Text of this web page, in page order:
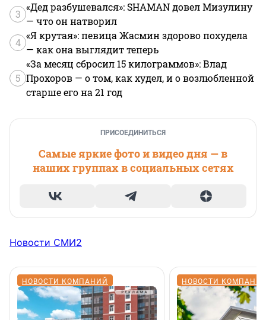
3
«Дед разбушевался»: SHAMAN довел Мизулину
— что он натворил
4
«Я крутая»: певица Жасмин здорово похудела
— как она выглядит теперь
5
«За месяц сбросил 15 килограммов»: Влад
Прохоров — о том, как худел, и о возлюбленной
старше его на 21 год
ПРИСОЕДИНИТЬСЯ
Самые яркие фото и видео дня — в
наших группах в социальных сетях
Новости СМИ2
НОВОСТИ КОМПАНИЙ НОВОСТИ